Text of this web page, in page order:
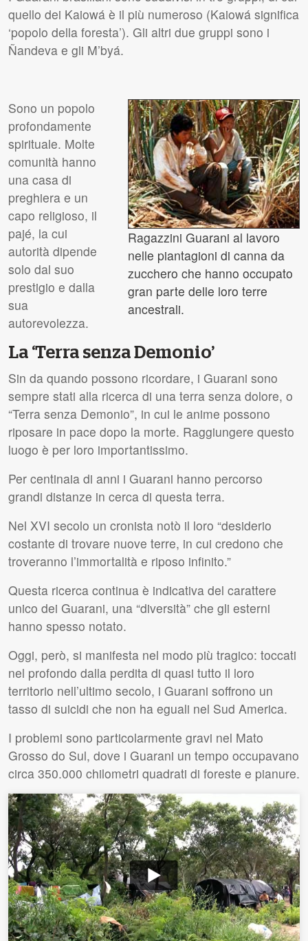
quello dei Kaiowá è il più numeroso (Kaiowá significa
‘popolo della foresta’). Gli altri due gruppi sono i
Ñandeva e gli M’byá.
Ragazzini Guarani al lavoro
nelle piantagioni di canna da
zucchero che hanno occupato
gran parte delle loro terre
ancestrali.
Sono un popolo
profondamente
spirituale. Molte
comunità hanno
una casa di
preghiera e un
capo religioso, il
pajé, la cui
autorità dipende
solo dal suo
prestigio e dalla
sua
autorevolezza.
La ‘Terra senza Demonio’
Sin da quando possono ricordare, i Guarani sono
sempre stati alla ricerca di una terra senza dolore, o
“Terra senza Demonio”, in cui le anime possono
riposare in pace dopo la morte. Raggiungere questo
luogo è per loro importantissimo.
Per centinaia di anni i Guarani hanno percorso
grandi distanze in cerca di questa terra.
Nel XVI secolo un cronista notò il loro “desiderio
costante di trovare nuove terre, in cui credono che
troveranno l’immortalità e riposo infinito.”
Questa ricerca continua è indicativa del carattere
unico dei Guarani, una “diversità” che gli esterni
hanno spesso notato.
Oggi, però, si manifesta nel modo più tragico: toccati
nel profondo dalla perdita di quasi tutto il loro
territorio nell’ultimo secolo, i Guarani soffrono un
tasso di suicidi che non ha eguali nel Sud America.
I problemi sono particolarmente gravi nel Mato
Grosso do Sul, dove i Guarani un tempo occupavano
circa 350.000 chilometri quadrati di foreste e pianure.